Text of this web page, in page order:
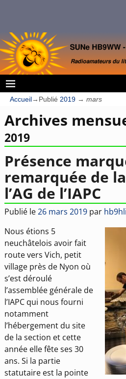
Accueil→Publié 2019 → mars
Archives
2019
Présence
remarquée de
l’AG de l’IAPC
Publié le26 mars 2019 par hb9hli
Nous étions 5
neuchâtelois avoir fait
route vers Vich, petit
village près de Nyon où
s’est déroulé
l’assemblée générale de
l’IAPC qui nous fourni
notamment
l’hébergement du site
de la section et cette
année elle fête ses 30
ans. Si la partie
statutaire est la pointe